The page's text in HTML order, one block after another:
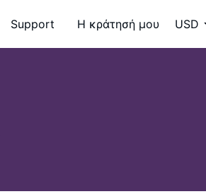
Support Η κράτησή μου USD